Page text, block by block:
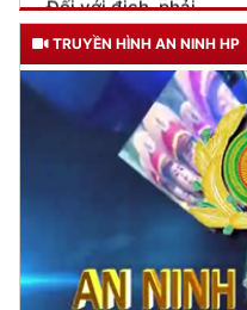
gửi
ngày 11
TRUYỀN HÌNH AN NINH HP